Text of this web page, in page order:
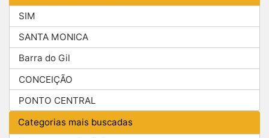
SIM
SANTA MONICA
Barra do Gil
CONCEIÇÃO
PONTO CENTRAL
Categorias mais buscadas